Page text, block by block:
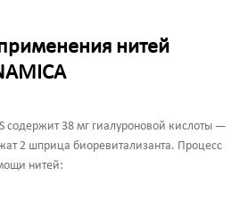
нитей
содержит 38 мг гиалуроновой кислоты —
2 шприца биоревитализанта. Процесс
нитей: